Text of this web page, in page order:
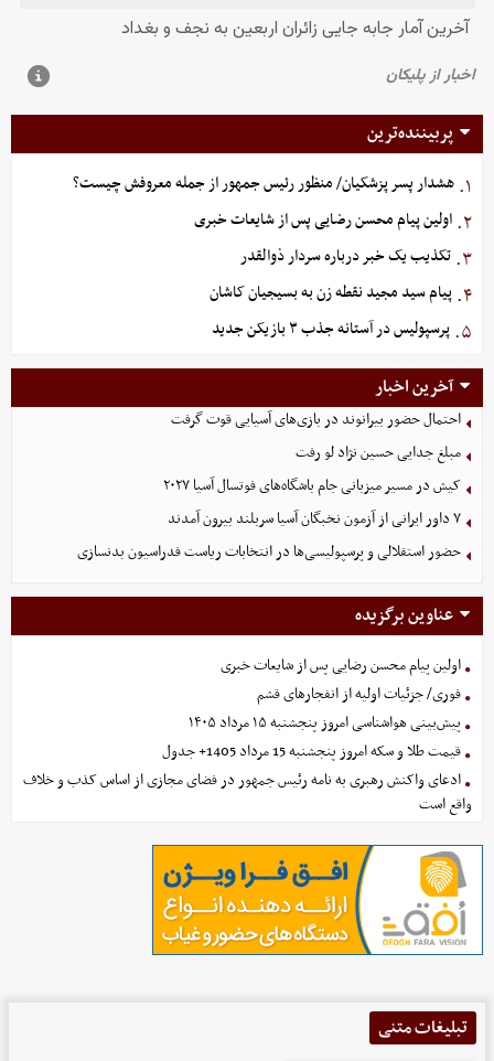
پربیننده‌ترین
۱. هشدار پسر پزشکیان/ منظور رئیس جمهور از جمله معروفش چیست؟
۲. اولین پیام محسن رضایی پس از شایعات خبری
۳. تکذیب یک خبر درباره سردار ذوالقدر
۴. پیام سید مجید نقطه زن به بسیجیان کاشان
۵. پرسپولیس در آستانه جذب ۳ بازیکن جدید
آخرین اخبار
احتمال حضور بیرانوند در بازی‌های آسیایی قوت گرفت
مبلغ جدایی حسین نژاد لو رفت
کیش در مسیر میزبانی جام باشگاه‌های فوتسال آسیا ۲۰۲۷
۷ داور ایرانی از آزمون نخبگان آسیا سربلند بیرون آمدند
حضور استقلالی و پرسپولیسی‌ها در انتخابات ریاست فدراسیون بدنسازی
عناوین برگزیده
اولین پیام محسن رضایی پس از شایعات خبری
فوری/ جزئیات اولیه از انفجارهای قشم
پیش‌بینی هواشناسی امروز پنجشنبه ۱۵ مرداد ۱۴۰۵
قیمت طلا و سکه امروز پنجشنبه 15 مرداد 1405+ جدول
ادعای واکنش رهبری به نامه رئیس جمهور در فضای مجازی از اساس کذب و خلاف
واقع است
تبلیغات متنی